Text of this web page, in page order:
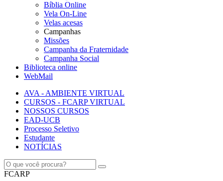
Bíblia Online
Vela On-Line
Velas acesas
Campanhas
Missões
Campanha da Fraternidade
Campanha Social
Biblioteca online
WebMail
AVA - AMBIENTE VIRTUAL
CURSOS - FCARP VIRTUAL
NOSSOS CURSOS
EAD-UCB
Processo Seletivo
Estudante
NOTÍCIAS
FCARP